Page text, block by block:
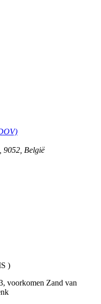
, 9052, België
)
voorkomen Zand van